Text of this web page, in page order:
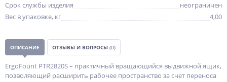
Срок службы изделия
неограничен
Вес в упаковке, кг
4,00
ОПИСАНИЕ ОТЗЫВЫ И ВОПРОСЫ (0)
ErgoFount PTR2820S – практичный вращающийся выдвижной ящик,
позволяющий расширить рабочее пространство за счет переноса